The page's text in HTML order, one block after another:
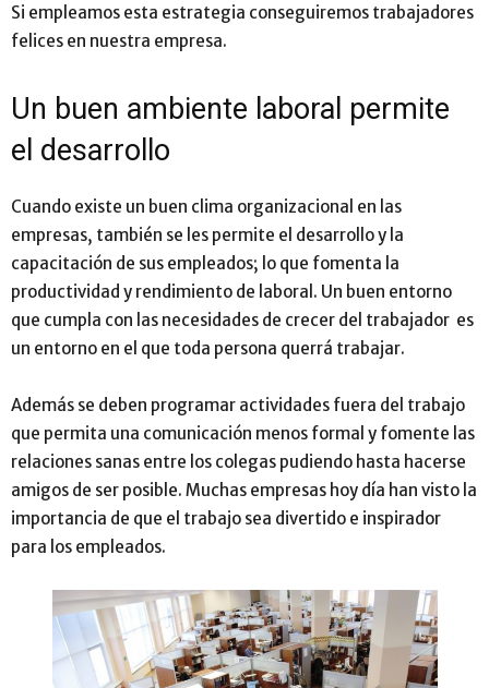
Si empleamos esta estrategia conseguiremos trabajadores
felices en nuestra empresa.
Un buen ambiente laboral permite
el desarrollo
Cuando existe un buen clima organizacional en las
empresas, también se les permite el desarrollo y la
capacitación de sus empleados; lo que fomenta la
productividad y rendimiento de laboral. Un buen entorno
que cumpla con las necesidades de crecer del trabajador es
un entorno en el que toda persona querrá trabajar.
Además se deben programar actividades fuera del trabajo
que permita una comunicación menos formal y fomente las
relaciones sanas entre los colegas pudiendo hasta hacerse
amigos de ser posible. Muchas empresas hoy día han visto la
importancia de que el trabajo sea divertido e inspirador
para los empleados.